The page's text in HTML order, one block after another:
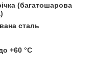
(багатошарова
сталь
+60 °C